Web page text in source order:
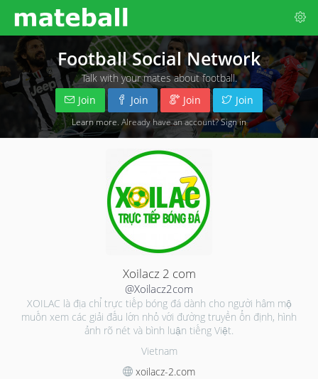
Football Social Network
Talk with your mates about football.
Join
Join Join Join
Learn more . Already have an account?Sign in
Xoilacz 2 com
@Xoilacz2com
XOILAC là địa chỉ trực tiếp bóng đá dành cho người hâm mộ
muốn xem các giải đấu lớn nhỏ với đường truyền ổn định, hình
ảnh rõ nét và bình luận tiếng Việt.
Vietnam
xoilacz-2.com